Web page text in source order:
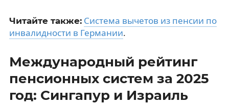
Читайте также: Система вычетов из пенсии по
инвалидности в Германии.
Международный рейтинг
пенсионных систем за 2025
год: Сингапур и Израиль